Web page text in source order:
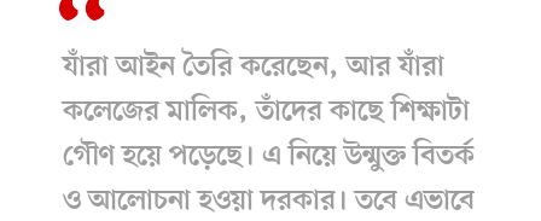
যাঁরা আইন তৈরি করেছেন, আর যাঁরা
কলেজের মালিক, তাঁদের কাছে শিক্ষাটা
গৌণ হয়ে পড়েছে। এ নিয়ে উন্মুক্ত বিতর্ক
ও আলোচনা হওয়া দরকার। তবে এভাবে